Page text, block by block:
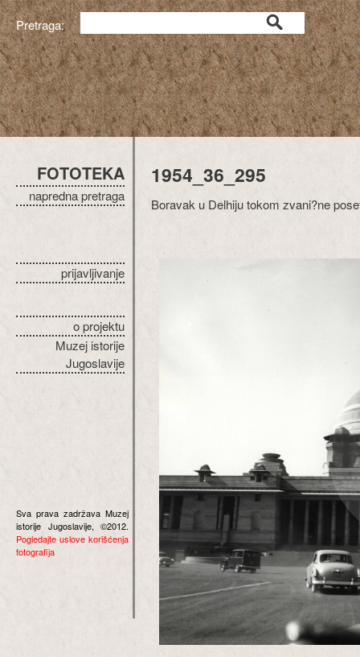
Pretraga:
FOTOTEKA
napredna pretraga
prijavljivanje
o projektu
Muzej istorije
Jugoslavije
Sva prava zadržava Muzej
istorije Jugoslavije, ©2012.
Pogledajte uslove korišćenja
fotografija
1954_36_295
Boravak u Delhiju tokom zvani?ne